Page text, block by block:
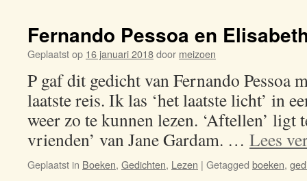
Fernando Pessoa en
Geplaatst op 16 januari 2018door meizoen
P gaf dit gedicht van Fernando Pessoa
laatste reis. Ik las ‘het laatste licht’ in
weer zo te kunnen lezen. ‘Aftellen’ ligt
vrienden’ van Jane Gardam. … Lees
Geplaatst in Boeken, Gedichten, Lezen | Getagged boeken,